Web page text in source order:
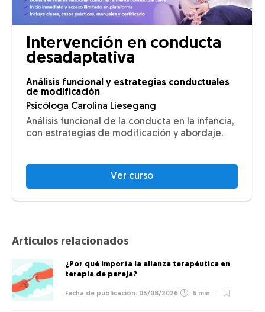
Intervención en conducta
desadaptativa
Análisis funcional y estrategias conductuales
de modificación
Psicóloga Carolina Liesegang
Análisis funcional de la conducta en la infancia,
con estrategias de modificación y abordaje.
Ver curso
Artículos relacionados
¿Por qué importa la alianza terapéutica en
terapia de pareja?
05/08/2026 6 min